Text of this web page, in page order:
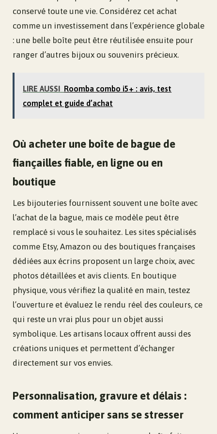
conservé toute une vie. Considérez cet achat
comme un investissement dans l’expérience globale
: une belle boîte peut être réutilisée ensuite pour
ranger d’autres bijoux ou souvenirs précieux.
LIRE AUSSI Roomba combo i5+ : avis, test
complet et guide d’achat
Où acheter une boîte de bague de
fiançailles fiable, en ligne ou en
boutique
Les bijouteries fournissent souvent une boîte avec
l’achat de la bague, mais ce modèle peut être
remplacé si vous le souhaitez. Les sites spécialisés
comme Etsy, Amazon ou des boutiques françaises
dédiées aux écrins proposent un large choix, avec
photos détaillées et avis clients. En boutique
physique, vous vérifiez la qualité en main, testez
l’ouverture et évaluez le rendu réel des couleurs, ce
qui reste un vrai plus pour un objet aussi
symbolique. Les artisans locaux offrent aussi des
créations uniques et permettent d’échanger
directement sur vos envies.
Personnalisation, gravure et délais :
comment anticiper sans se stresser